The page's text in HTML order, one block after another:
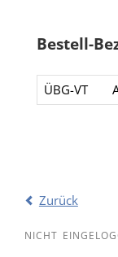
Bestell-
ÜBG-VT​
Zurück
NICHT